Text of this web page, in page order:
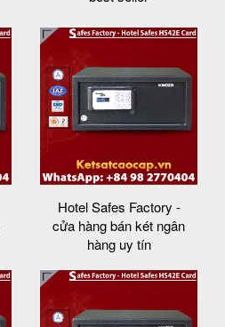
Hotel Safes Factory -
cửa hàng bán két ngân
hàng uy tín